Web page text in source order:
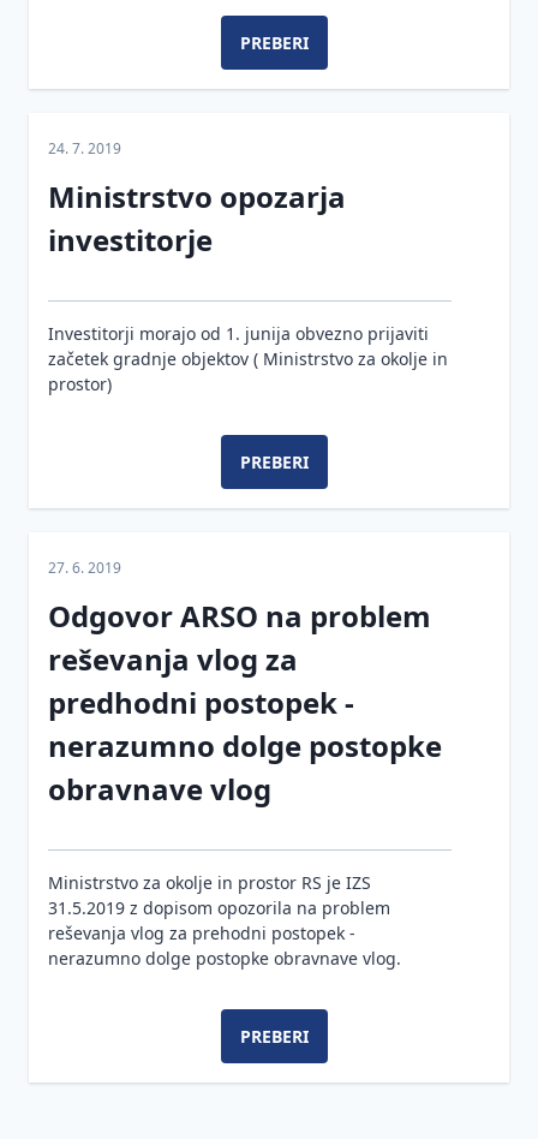
PREBERI
24. 7. 2019
Ministrstvo opozarja
investitorje
Investitorji morajo od 1. junija obvezno prijaviti
začetek gradnje objektov ( Ministrstvo za okolje in
prostor)
PREBERI
27. 6. 2019
Odgovor ARSO na problem
reševanja vlog za
predhodni postopek -
nerazumno dolge postopke
obravnave vlog
Ministrstvo za okolje in prostor RS je IZS
31.5.2019 z dopisom opozorila na problem
reševanja vlog za prehodni postopek -
nerazumno dolge postopke obravnave vlog.
PREBERI